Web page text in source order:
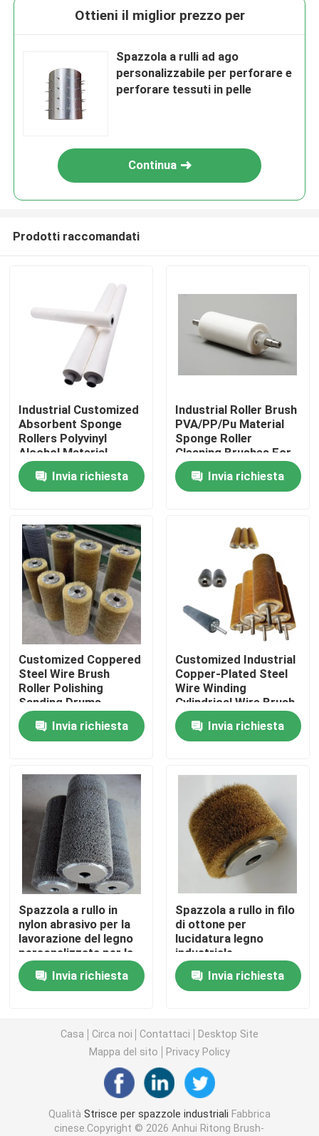
Casa
Prodotti
Chi siamo
Fatory Tour
Controllo di qualità
Contattaci
Richiedere un preventivo
Strisce per spazzole industriali
Spazzole a rulli industriali
Striscia di sigillo della spazzola
Spazzole per levigare
Spazzole per lattoni
Spazzola per graffiare una mucca
Spazzola abrasiva per ruote in nylon
Spazzola per tubi di filo
Spazzola a molla
Ottieni il miglior prezzo per
Spazzola a rulli ad ago
personalizzabile per perforare e
perforare tessuti in pelle
Continua
Prodotti raccomandati
Industrial Customized
Absorbent Sponge
Rollers Polyvinyl
Alcohol Material
Absorb Water Sponge
Roller For Glass
Industry
Invia richiesta
Industrial Roller Brush
PVA/PP/Pu Material
Sponge Roller
Cleaning Brushes For
Glass Industry
CleaningInvia richiesta
Customized Coppered
Steel Wire Brush
Roller Polishing
Sanding Drums
Invia richiesta
Customized Industrial
Copper-Plated Steel
Wire Winding
Cylindrical Wire Brush
For Wood Texture
ProcessingInvia richiesta
Spazzola a rullo in
nylon abrasivo per la
lavorazione del legno
personalizzata per la
finitura del legno
Invia richiesta
Spazzola a rullo in filo
di ottone per
lucidatura legno
industriale
Invia richiesta
Casa Circa noi Contattaci
Desktop Site
Mappa del sito
Privacy Policy
Qualità Strisce per spazzole industriali Fabbrica
cinese.Copyright © 2026 Anhui Ritong Brush-